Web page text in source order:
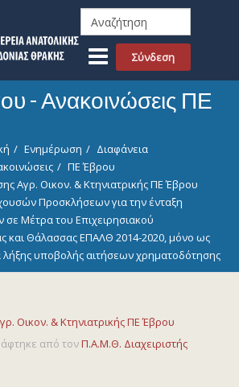
Σύνδεση
- Ανακοινώσεις ΠΕ
Ενημέρωση
Διαφάνεια
ΠΕ Έβρου
Αγρ. Οικον. & Κτηνιατρικής ΠΕ Έβρου
Προσκλήσεων για την ένταξη
σε Μέτρα του Επιχειρησιακού
και Θάλασσας ΕΠΑΛΘ 2014-2020, μόνο ως
υποβολής αιτήσεων χρηματοδότησης
Οικον. & Κτηνιατρικής ΠΕ Έβρου
από τονΠ.Α.Μ.Θ. Διαχειριστής